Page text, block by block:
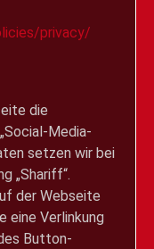
privacy/
die
Media-
setzen wir bei
„Shariff“.
der Webseite
eine Verlinkung
Button-